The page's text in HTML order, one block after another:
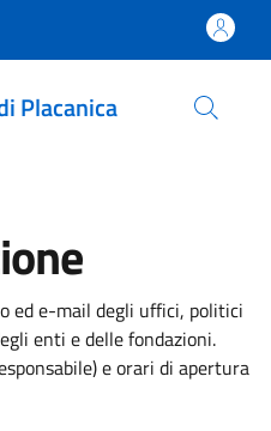
Placanica
ed e-mail degli uffici, politici
enti e delle fondazioni.
e orari di apertura